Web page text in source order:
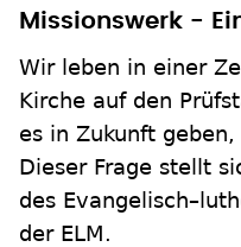
Missionswerk -
Wir leben in einer
Kirche auf den
es in Zukunft
Dieser Frage stellt
des
der ELM.